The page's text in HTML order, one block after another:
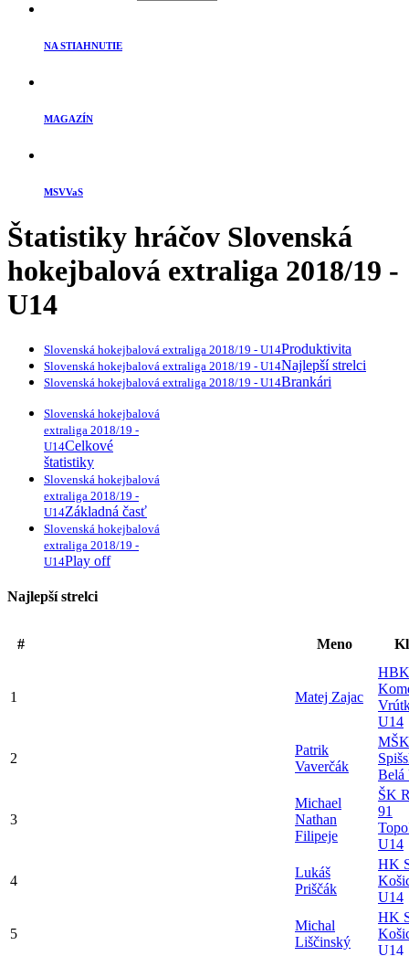
NA STIAHNUTIE
MAGAZÍN
MSVVaS
Štatistiky hráčov Slovenská
hokejbalová extraliga 2018/19 -
U14
Slovenská hokejbalová extraliga 2018/19 - U14Produktivita
Slovenská hokejbalová extraliga 2018/19 - U14Najlepší strelci
Slovenská hokejbalová extraliga 2018/19 - U14Brankári
Slovenská hokejbalová
extraliga 2018/19 -
U14Celkové
štatistiky
Slovenská hokejbalová
extraliga 2018/19 -
U14Základná časť
Slovenská hokejbalová
extraliga 2018/19 -
U14Play off
Najlepší strelci
# Meno
1 Matej Zajac
HBK
U14
2
Patrik
Vaverčák
MŠK
Belá
3
Michael
Nathan
Filipeje
ŠK
91
U14
4
Lukáš
Priščák
HK
U14
5
Michal
Liščinský
HK
U14